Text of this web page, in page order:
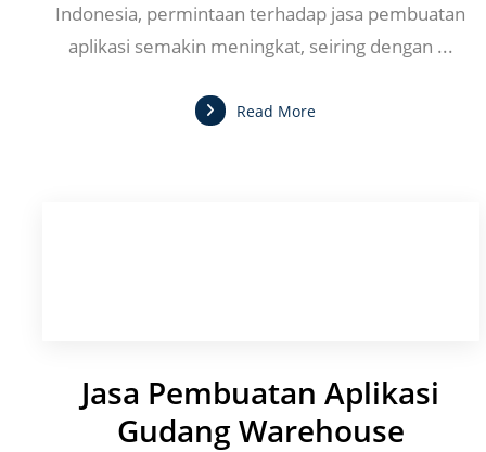
Indonesia, permintaan terhadap jasa pembuatan
aplikasi semakin meningkat, seiring dengan ...
Read More
Jasa Pembuatan Aplikasi
Gudang Warehouse